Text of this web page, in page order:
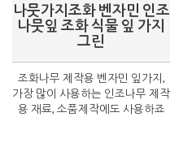
나뭇가지조화 벤자민 인조
나뭇잎 조화 식물 잎 가지
그린
조화나무 제작용 벤자민 잎가지,
가장 많이 사용하는 인조나무 제작
용 재료, 소품제작에도 사용하죠